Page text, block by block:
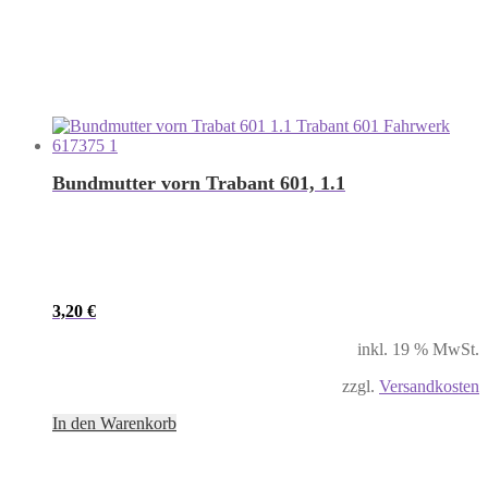
Bundmutter vorn Trabant 601, 1.1
3,20 €
inkl. 19 % MwSt.
zzgl. Versandkosten
In den Warenkorb